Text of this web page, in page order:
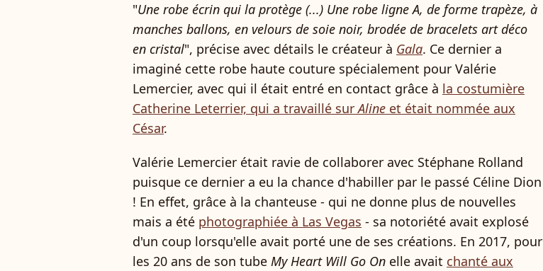
"Une robe écrin qui la protège (...) Une robe ligne A, de forme trapèze, à
manches ballons, en velours de soie noir, brodée de bracelets art déco
en cristal", précise avec détails le créateur à Gala. Ce dernier a
imaginé cette robe haute couture spécialement pour Valérie
Lemercier, avec qui il était entré en contact grâce à la costumière
Catherine Leterrier, qui a travaillé surAline et était nommée aux
César.
Valérie Lemercier était ravie de collaborer avec Stéphane Rolland
puisque ce dernier a eu la chance d'habiller par le passé Céline Dion
! En effet, grâce à la chanteuse - qui ne donne plus de nouvelles
mais a été photographiée à Las Vegas - sa notoriété avait explosé
d'un coup lorsqu'elle avait porté une de ses créations. En 2017, pour
les 20 ans de son tube My Heart Will Go On elle avait chanté aux